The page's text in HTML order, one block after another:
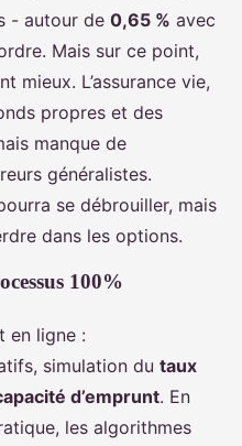
- autour de 0,65 % avec
Mais sur ce point,
mieux. L’assurance vie,
propres et des
manque de
généralistes.
se débrouiller, mais
dans les options.
100%
en ligne :
simulation du taux
d’emprunt. En
les algorithmes